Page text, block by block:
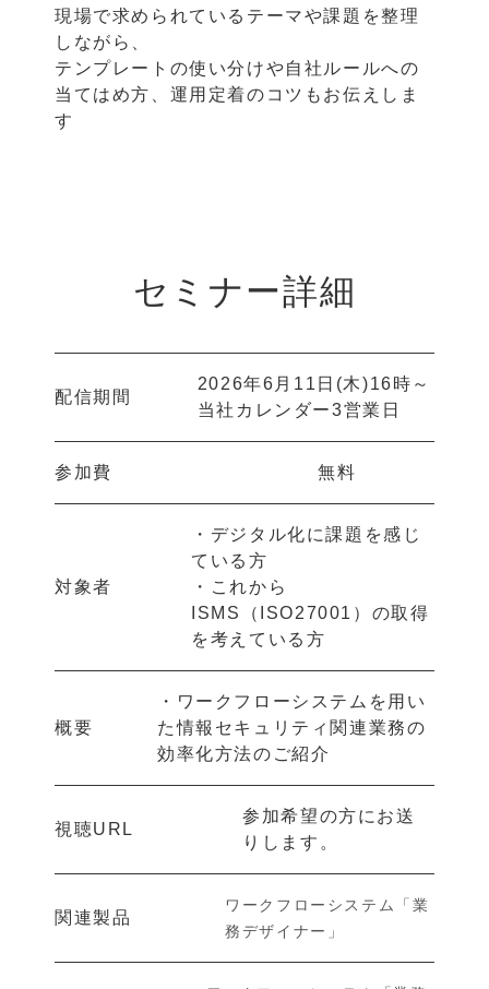
現場で求められているテーマや課題を整理
しながら、
テンプレートの使い分けや自社ルールへの
当てはめ方、運用定着のコツもお伝えしま
す
セミナー詳細
配信期間
2026年6月11日(木)16時～
当社カレンダー3営業日
参加費 無料
対象者
・デジタル化に課題を感じ
ている方
・これから
ISMS（ISO27001）の取得
を考えている方
概要
・ワークフローシステムを用い
た情報セキュリティ関連業務の
効率化方法のご紹介
視聴URL
参加希望の方にお送
りします。
関連製品
ワークフローシステム「業
務デザイナー」